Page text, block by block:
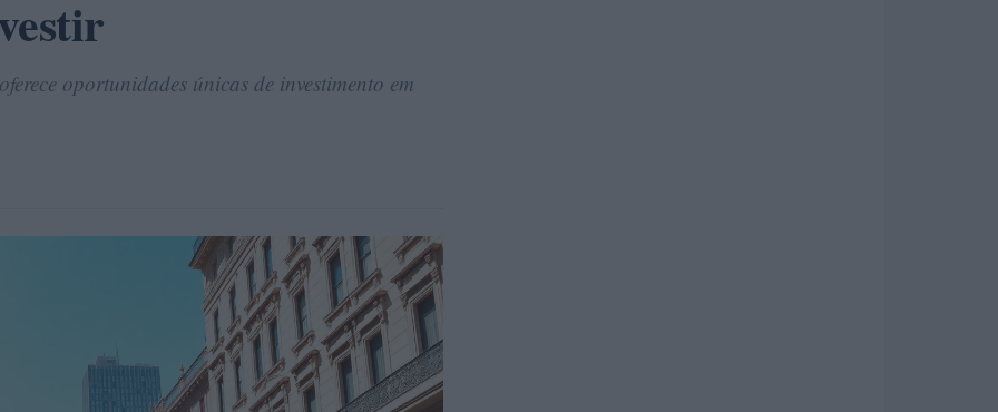
oportunidades únicas de investimento em